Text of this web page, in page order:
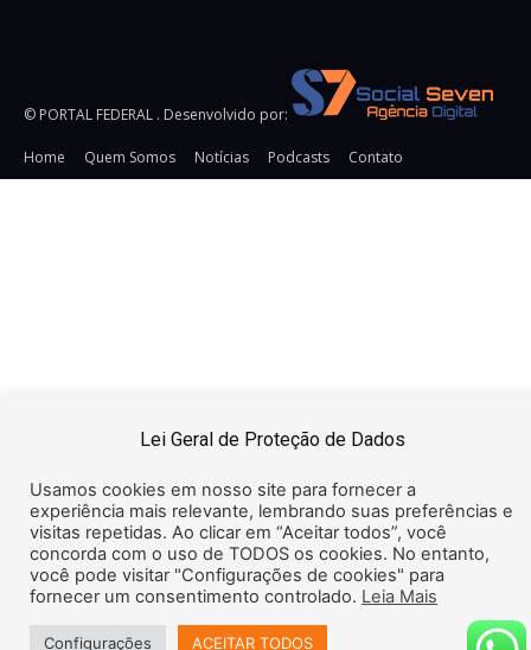
© PORTAL FEDERAL . Desenvolvido por:
Home Quem Somos Notícias Podcasts Contato
Lei Geral de Proteção de Dados
Usamos cookies em nosso site para fornecer a
experiência mais relevante, lembrando suas preferências e
visitas repetidas. Ao clicar em “Aceitar todos”, você
concorda com o uso de TODOS os cookies. No entanto,
você pode visitar "Configurações de cookies" para
fornecer um consentimento controlado. Leia Mais
Configurações ACEITAR TODOS